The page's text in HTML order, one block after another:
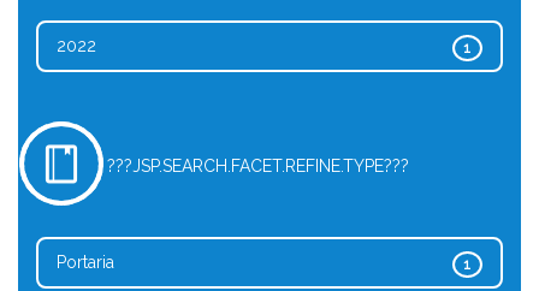
1
2022
???JSP.SEARCH.FACET.REFINE.TYPE???
1
Portaria